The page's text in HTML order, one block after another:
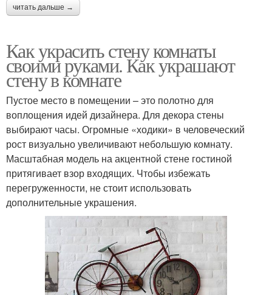
читать дальше →
Как украсить стену комнаты
своими руками. Как украшают
стену в комнате
Пустое место в помещении – это полотно для
воплощения идей дизайнера. Для декора стены
выбирают часы. Огромные «ходики» в человеческий
рост визуально увеличивают небольшую комнату.
Масштабная модель на акцентной стене гостиной
притягивает взор входящих. Чтобы избежать
перегруженности, не стоит использовать
дополнительные украшения.